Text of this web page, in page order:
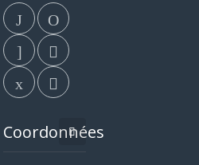
Coordonnées